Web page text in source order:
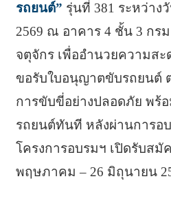
รถยนต์” รุ่นที่ 381 ระหว่าง
2569 ณ อาคาร 4 ชั้น 3 กร
จตุจักร เพื่ออำนวยความส
ขอรับใบอนุญาตขับรถยนต์
การขับขี่อย่างปลอดภัย พร้
รถยนต์ทันที หลังผ่านการอ
โครงการอบรมฯ เปิดรับสมั
พฤษภาคม – 26 มิถุนายน